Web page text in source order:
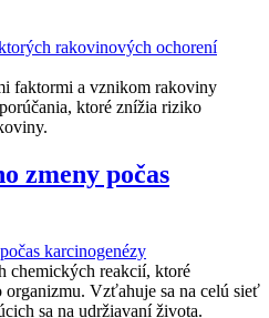
faktormi a vznikom rakoviny
ktoré znížia riziko
zmeny počas
chemických reakcií, ktoré
Vzťahuje sa na celú sieť
sa na udržiavaní života.